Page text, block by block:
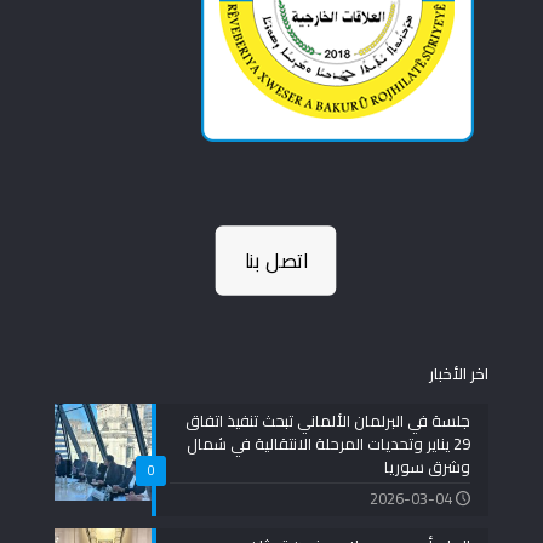
اتصل بنا
اخر الأخبار
0
جلسة في البرلمان الألماني تبحث تنفيذ اتفاق
29 يناير وتحديات المرحلة الانتقالية في شمال
وشرق سوريا
2026-03-04